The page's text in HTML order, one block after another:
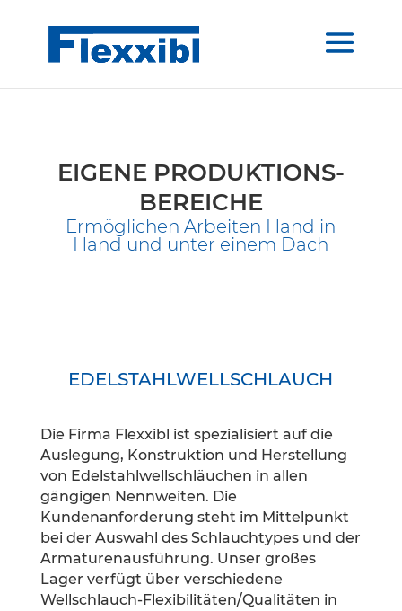
EIGENE PRODUKTIONS-
BEREICHE
Ermöglichen Arbeiten Hand in
Hand und unter einem Dach
EDELSTAHLWELLSCHLAUCH
Die Firma Flexxibl ist spezialisiert auf die
Auslegung, Konstruktion und Herstellung
von Edelstahlwellschläuchen in allen
gängigen Nennweiten. Die
Kundenanforderung steht im Mittelpunkt
bei der Auswahl des Schlauchtypes und der
Armaturenausführung. Unser großes
Lager verfügt über verschiedene
Wellschlauch-Flexibilitäten/Qualitäten in